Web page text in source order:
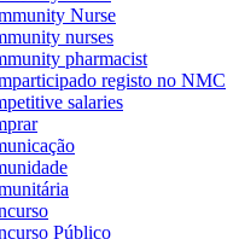
Nurse
nurses
pharmacist
registo no NMC
salaries
Público